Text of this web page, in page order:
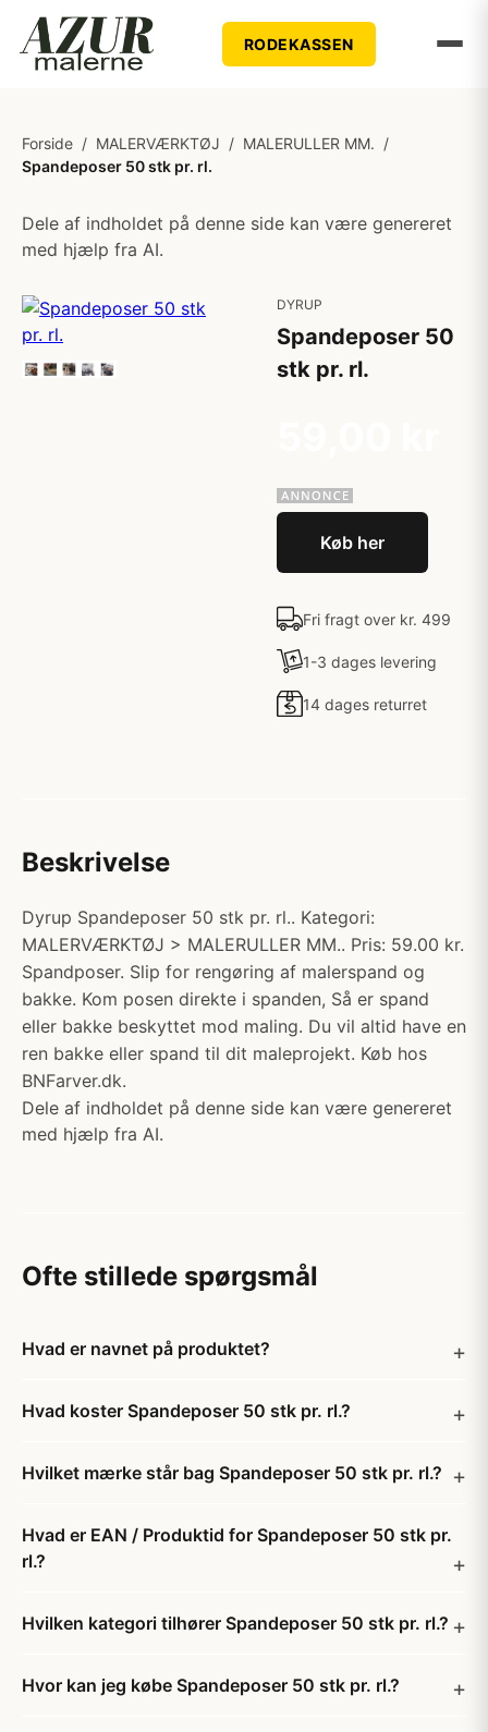
RODEKASSEN
Forside / MALERVÆRKTØJ / MALERULLER MM. /
Spandeposer 50 stk pr. rl.
Dele af indholdet på denne side kan være genereret
med hjælp fra AI.
DYRUP
Spandeposer 50
stk pr. rl.
Køb her
Fri fragt over kr. 499
1-3 dages levering
14 dages returret
Beskrivelse
Dyrup Spandeposer 50 stk pr. rl.. Kategori:
MALERVÆRKTØJ > MALERULLER MM.. Pris: 59.00 kr.
Spandposer. Slip for rengøring af malerspand og
bakke. Kom posen direkte i spanden, Så er spand
eller bakke beskyttet mod maling. Du vil altid have en
ren bakke eller spand til dit maleprojekt. Køb hos
BNFarver.dk.
Dele af indholdet på denne side kan være genereret
med hjælp fra AI.
Ofte stillede spørgsmål
Hvad er navnet på produktet?
Hvad koster Spandeposer 50 stk pr. rl.?
Hvilket mærke står bag Spandeposer 50 stk pr. rl.?
Hvad er EAN / Produktid for Spandeposer 50 stk pr.
rl.?
Hvilken kategori tilhører Spandeposer 50 stk pr. rl.?
Hvor kan jeg købe Spandeposer 50 stk pr. rl.?